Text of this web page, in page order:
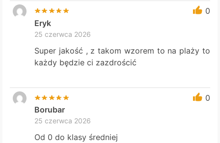
0
Eryk
25 czerwca 2026
Super jakość , z takom wzorem to na plaży to
każdy będzie ci zazdrościć
0
Borubar
25 czerwca 2026
Od 0 do klasy średniej